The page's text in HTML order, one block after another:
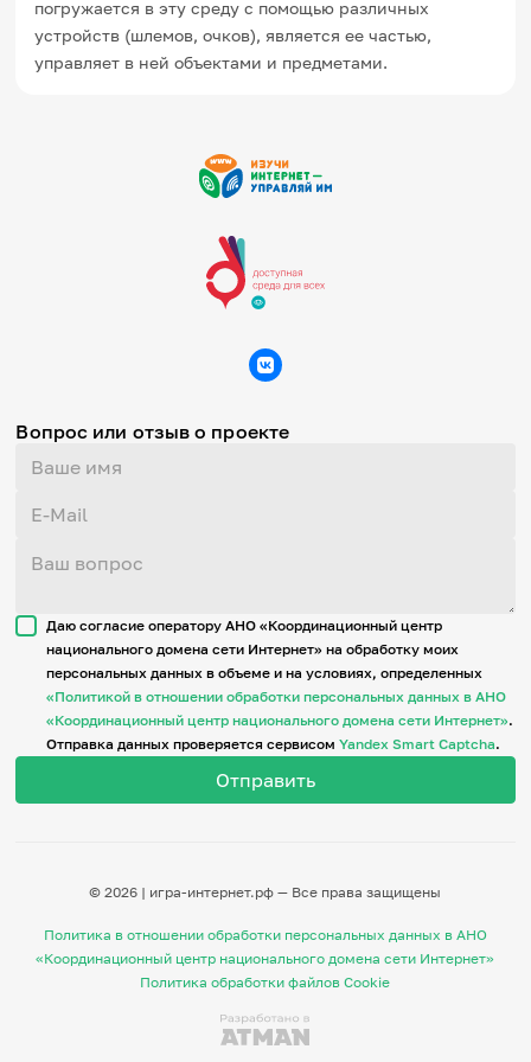
Игры и тренажеры
Игра «Знания»
English
погружается в эту среду с помощью различных
устройств (шлемов, очков), является ее частью,
управляет в ней объектами и предметами.
Вопрос или отзыв о проекте
Даю согласие оператору АНО «Координационный центр
национального домена сети Интернет» на обработку моих
персональных данных в объеме и на условиях, определенных
«Политикой в отношении обработки персональных данных в АНО
«Координационный центр национального домена сети Интернет».
Отправка данных проверяется сервисомYandex Smart Captcha.
© 2026 | игра-интернет.рф — Все права защищены
Политика в отношении обработки персональных данных в АНО
«Координационный центр национального домена сети Интернет»
Политика обработки файлов Cookie